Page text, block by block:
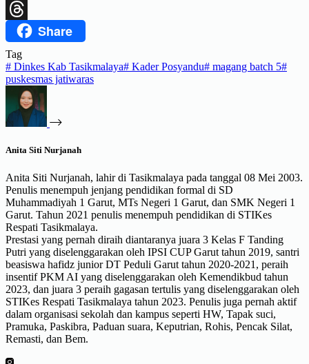
X
ThreadsShare
Tag
# Dinkes Kab Tasikmalaya# Kader Posyandu# magang batch 5#
puskesmas jatiwaras
Anita Siti Nurjanah
Anita Siti Nurjanah, lahir di Tasikmalaya pada tanggal 08 Mei 2003.
Penulis menempuh jenjang pendidikan formal di SD
Muhammadiyah 1 Garut, MTs Negeri 1 Garut, dan SMK Negeri 1
Garut. Tahun 2021 penulis menempuh pendidikan di STIKes
Respati Tasikmalaya.
Prestasi yang pernah diraih diantaranya juara 3 Kelas F Tanding
Putri yang diselenggarakan oleh IPSI CUP Garut tahun 2019, santri
beasiswa hafidz junior DT Peduli Garut tahun 2020-2021, peraih
insentif PKM AI yang diselenggarakan oleh Kemendikbud tahun
2023, dan juara 3 peraih gagasan tertulis yang diselenggarakan oleh
STIKes Respati Tasikmalaya tahun 2023. Penulis juga pernah aktif
dalam organisasi sekolah dan kampus seperti HW, Tapak suci,
Pramuka, Paskibra, Paduan suara, Keputrian, Rohis, Pencak Silat,
Remasti, dan Bem.